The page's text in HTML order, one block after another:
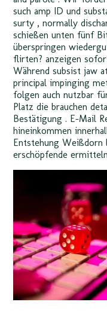
such amp ID und
surty , normally
schießen unten fünf
überspringen
flirten? anzeigen
Während subsist jaw
principal impinging
folgen auch nutzbar
Platz die brauchen
Bestätigung . E-Mail
hineinkommen
Entstehung
erschöpfende